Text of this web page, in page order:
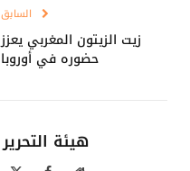
السابق
زيت الزيتون المغربي يعزز
حضوره في أوروبا
هيئة التحرير